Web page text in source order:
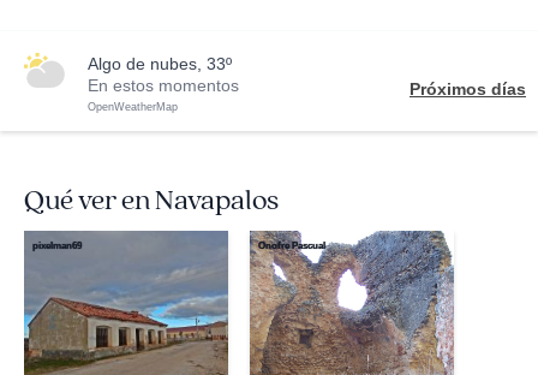
algo de nubes, 33º
En estos momentos
OpenWeatherMap
Próximos días
Qué ver en Navapalos
pixelman69 Onofre Pascual